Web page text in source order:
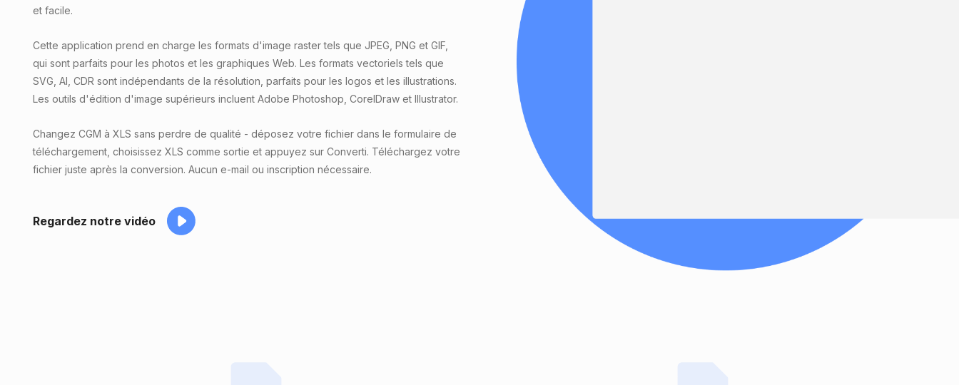
et facile.
Cette application prend en charge les formats d'image raster tels que JPEG, PNG et GIF,
qui sont parfaits pour les photos et les graphiques Web. Les formats vectoriels tels que
SVG, AI, CDR sont indépendants de la résolution, parfaits pour les logos et les illustrations.
Les outils d'édition d'image supérieurs incluent Adobe Photoshop, CorelDraw et Illustrator.
Changez CGM à XLS sans perdre de qualité - déposez votre fichier dans le formulaire de
téléchargement, choisissez XLS comme sortie et appuyez sur Converti. Téléchargez votre
fichier juste après la conversion. Aucun e-mail ou inscription nécessaire.
Regardez notre vidéo